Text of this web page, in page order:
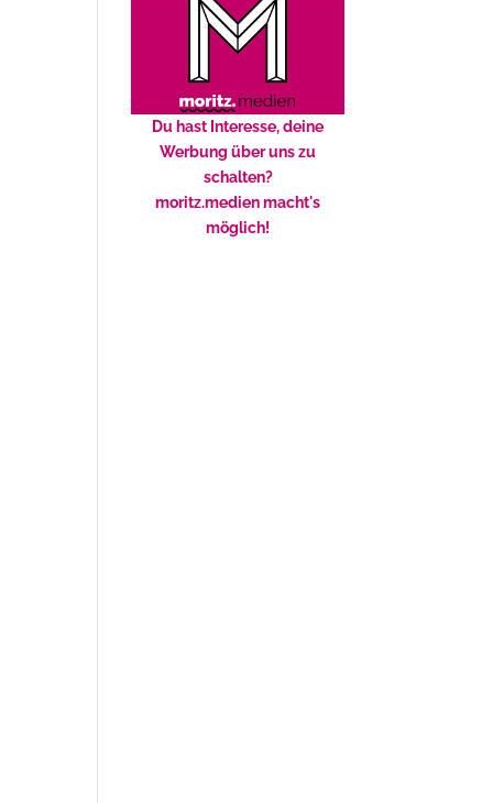
Du hast Interesse, deine
Werbung über uns zu
schalten?
moritz.medien macht's
möglich!